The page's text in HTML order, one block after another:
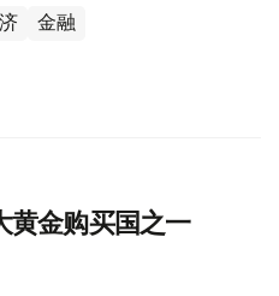
金融
黄金购买国之一